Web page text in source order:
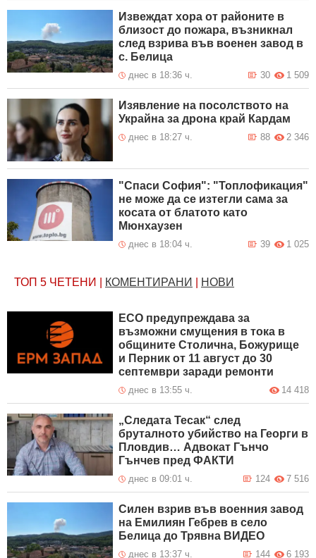
Извеждат хора от районите в
близост до пожара, възникнал
след взрива във военен завод в
с. Белица
днес в 18:36 ч. 1 509
30
Изявление на посолството на
Украйна за дрона край Кардам
днес в 18:27 ч. 2 346
88
"Спаси София": "Топлофикация"
не може да се изтегли сама за
косата от блатото като
Мюнхаузен
днес в 18:04 ч. 1 025
39
ТОП 5 ЧЕТЕНИ КОМЕНТИРАНИ НОВИ
ЕСО предупреждава за
възможни смущения в тока в
общините Столична, Божурище
и Перник от 11 август до 30
септември заради ремонти
днес в 13:55 ч. 14 418
„Следата Тесак“ след
бруталното убийство на Георги в
Пловдив… Адвокат Гънчо
Гънчев пред ФАКТИ
днес в 09:01 ч. 7 516
124
Силен взрив във военния завод
на Емилиян Гебрев в село
Белица до Трявна ВИДЕО
днес в 13:37 ч. 6 193
144